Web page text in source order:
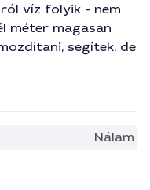
víz folyik - nem
méter magasan
segítek, de
Nálam